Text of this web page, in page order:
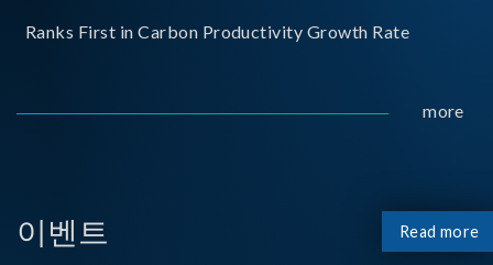
Ranks First in Carbon Productivity Growth Rate
more
이벤트 Read more